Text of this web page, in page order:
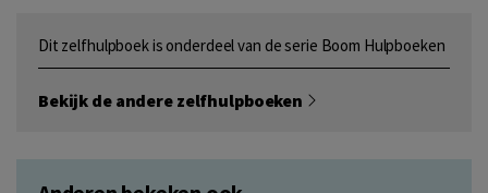
Dit zelfhulpboek is onderdeel van de serie Boom Hulpboeken
Bekijk de andere zelfhulpboeken